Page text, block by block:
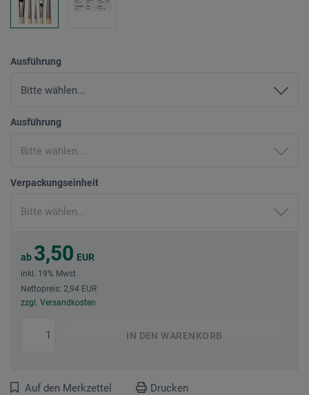
Ausführung
Ausführung
Verpackungseinheit
ab 3,50 EUR
inkl. 19% Mwst
Nettopreis: 2,94 EUR
zzgl. Versandkosten
IN DEN WARENKORB
Auf den Merkzettel Drucken